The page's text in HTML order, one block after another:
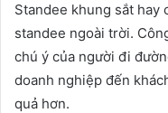
Standee khung sắt hay
standee ngoài trời.
chú ý của người đi
doanh nghiệp đến
quả hơn.